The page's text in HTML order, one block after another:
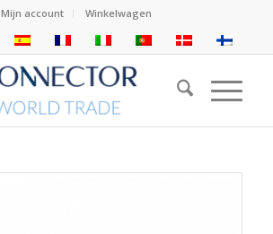
Mijn account Winkelwagen